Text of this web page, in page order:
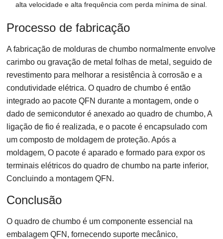
alta velocidade e alta frequência com perda mínima de sinal.
Processo de fabricação
A fabricação de molduras de chumbo normalmente envolve
carimbo ou gravação de metal folhas de metal, seguido de
revestimento para melhorar a resistência à corrosão e a
condutividade elétrica. O quadro de chumbo é então
integrado ao pacote QFN durante a montagem, onde o
dado de semicondutor é anexado ao quadro de chumbo, A
ligação de fio é realizada, e o pacote é encapsulado com
um composto de moldagem de proteção. Após a
moldagem, O pacote é aparado e formado para expor os
terminais elétricos do quadro de chumbo na parte inferior,
Concluindo a montagem QFN.
Conclusão
O quadro de chumbo é um componente essencial na
embalagem QFN, fornecendo suporte mecânico,